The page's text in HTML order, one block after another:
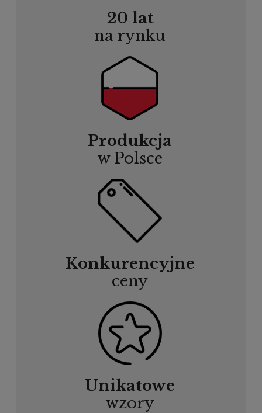
20 lat
na rynku
Produkcja
w Polsce
Konkurencyjne
ceny
Unikatowe
wzory